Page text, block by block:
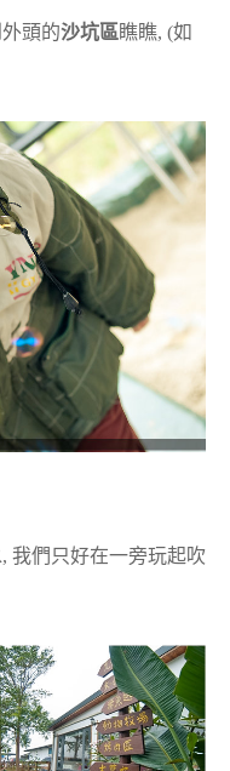
頭的沙坑區瞧瞧, (如
我們只好在一旁玩起吹